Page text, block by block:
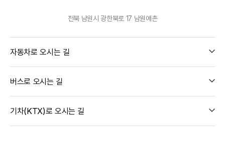
전북 남원시 광한북로 17 남원예촌
자동차로 오시는 길
버스로 오시는 길
기차(KTX)로 오시는 길